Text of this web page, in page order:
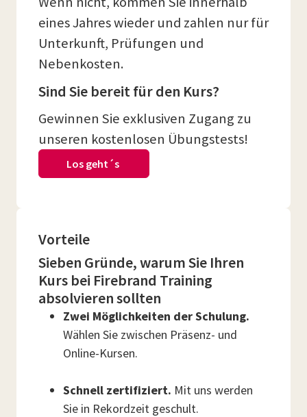
eines Jahres wieder und zahlen nur für
Unterkunft, Prüfungen und
Nebenkosten.
Sind Sie bereit für den Kurs?
Gewinnen Sie exklusiven Zugang zu
unseren kostenlosen Übungstests!
Los geht´s
Vorteile
Sieben Gründe, warum Sie Ihren
Kurs bei Firebrand Training
absolvieren sollten
Zwei Möglichkeiten der Schulung.
Wählen Sie zwischen Präsenz- und
Online-Kursen.
Schnell zertifiziert. Mit uns werden
Sie in Rekordzeit geschult.